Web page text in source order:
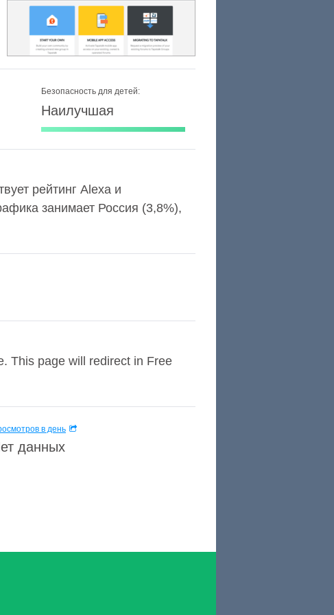
Безопасность для детей:
Наилучшая
рейтинг Alexa и
занимает Россия (3,8%),
This page will redirect in Free
в день
данных